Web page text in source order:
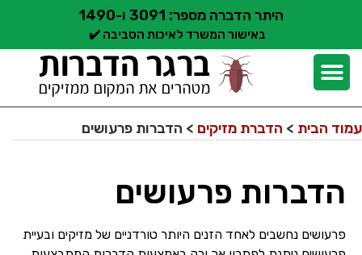
היתר הדברה מספר: 3091 ו-1490
באישור המשרד לאיכות הסביבה ✔️
עמוד הבית > הדברת מזיקים > הדברות פרעושים
הדברות פרעושים
פרעושים נחשבים לאחד הזנים היותר טורדניים של מזיקים ובעיית